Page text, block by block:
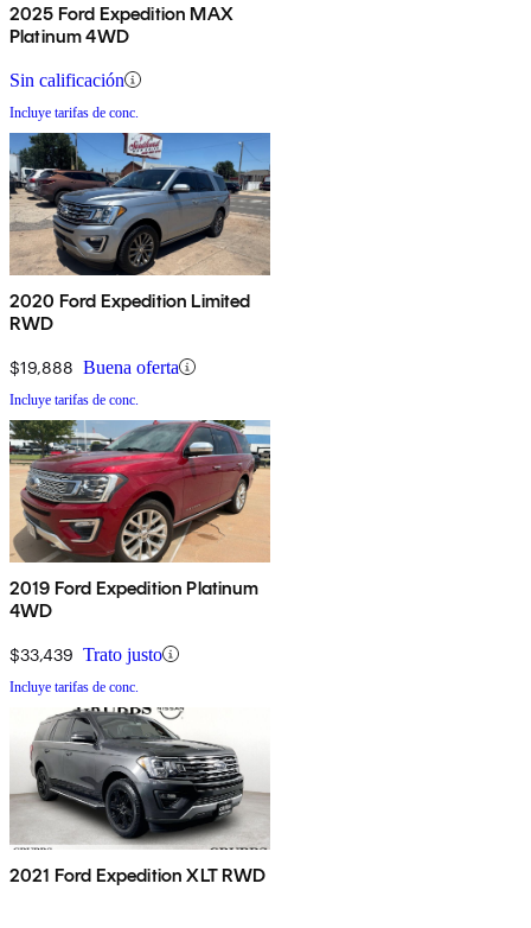
2025 Ford Expedition MAX
Platinum 4WD
Sin calificación
Incluye tarifas de conc.
2020 Ford Expedition Limited
RWD
$19,888 Buena oferta
Incluye tarifas de conc.
2019 Ford Expedition Platinum
4WD
$33,439 Trato justo
Incluye tarifas de conc.
2021 Ford Expedition XLT RWD